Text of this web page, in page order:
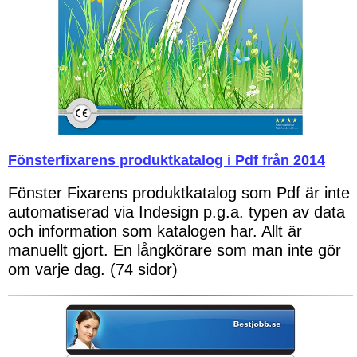
Fönsterfixarens produktkatalog i Pdf från 2014
Fönster Fixarens produktkatalog som Pdf är inte
automatiserad via Indesign p.g.a. typen av data
och information som katalogen har. Allt är
manuellt gjort. En långkörare som man inte gör
om varje dag. (74 sidor)